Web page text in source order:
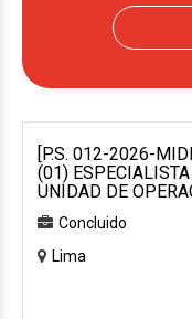
[P.S. 012-2026-
(01)
UNIDAD DE
Concluido
Lima